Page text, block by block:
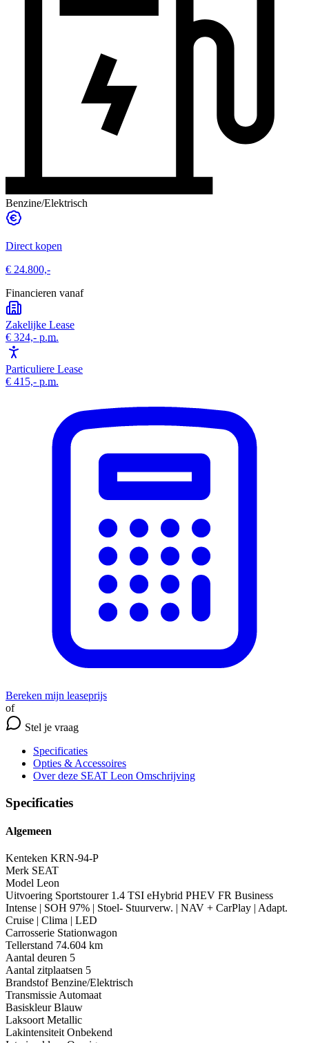
Benzine/Elektrisch
Direct kopen
€ 24.800,-
Financieren vanaf
Zakelijke Lease
€ 324,- p.m.
Particuliere Lease
€ 415,- p.m.
Bereken mijn leaseprijs
of
Stel je vraag
Specificaties
Opties & Accessoires
Over deze SEAT Leon Omschrijving
Specificaties
Algemeen
Kenteken KRN-94-P
Merk SEAT
Model Leon
Uitvoering Sportstourer 1.4 TSI eHybrid PHEV FR Business
Intense | SOH 97% | Stoel- Stuurverw. | NAV + CarPlay | Adapt.
Cruise | Clima | LED
Carrosserie Stationwagon
Tellerstand 74.604 km
Aantal deuren 5
Aantal zitplaatsen 5
Brandstof Benzine/Elektrisch
Transmissie Automaat
Basiskleur Blauw
Laksoort Metallic
Lakintensiteit Onbekend